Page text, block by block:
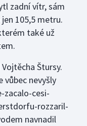
zadní vítr, sám
105,5 metru.
také už
Štursy.
vůbec nevyšly
cesi-
rozzaril-
navnadil